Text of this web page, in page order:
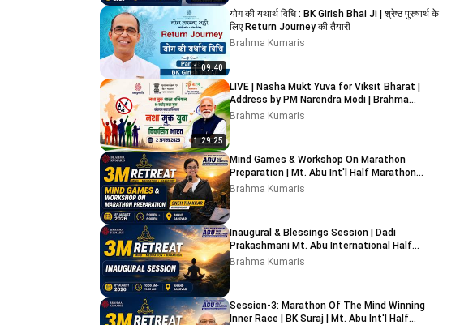
1:09:40
योग की यथार्थ विधि : BK Girish Bhai Ji | श्रेष्ठ पुरुषार्थ के
लिए Return Journey की तैयारी
Brahma Kumaris
1:29:25
LIVE | Nasha Mukt Yuva for Viksit Bharat |
Address by PM Narendra Modi | Brahma
Kumaris - Abu Road
Brahma Kumaris
Mind Games & Workshop On Marathon
Preparation | Mt. Abu Int'l Half Marathon
2026
Brahma Kumaris
Inaugural & Blessings Session | Dadi
Prakashmani Mt. Abu International Half
Marathon 2026
Brahma Kumaris
Session-3: Marathon Of The Mind Winning
Inner Race | BK Suraj | Mt. Abu Int'l Half